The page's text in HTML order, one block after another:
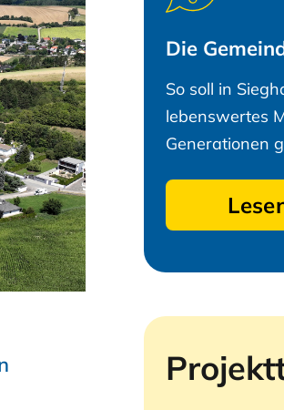
Die
So soll in
lebenswertes
Generationen